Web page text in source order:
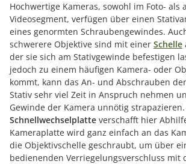
Hochwertige Kameras, sowohl im Foto- als
Videosegment, verfügen über einen
eines genormten Schraubengewindes.
schwerere Objektive sind mit einer Schelle
der sie sich am Stativgewinde befestigen
jedoch zu einem häufigen Kamera- oder
kommt, kann das An- und Abschrauben
Stativ sehr viel Zeit in Anspruch nehmen
Gewinde der Kamera unnötig
Schnellwechselplatte verschafft hier
Kameraplatte wird ganz einfach an das
die Objektivschelle geschraubt, um über
bedienenden Verriegelungsverschluss mit